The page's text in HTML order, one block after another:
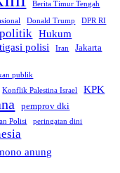
Berita Timur Tengah
Donald Trump
DPR RI
Hukum
polisi Iran Jakarta
publik
Konflik Palestina Israel KPK
pemprov dki
Polisi peringatan dini
anung